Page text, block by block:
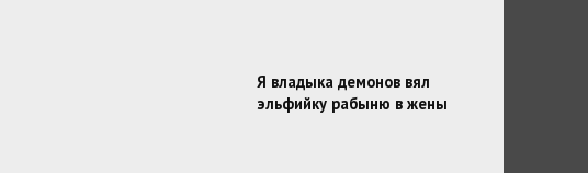
Я владыка демонов вял
эльфийку рабыню в жены